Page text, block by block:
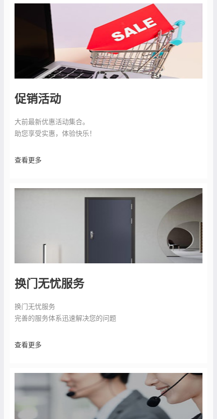
促销活动
大前最新优惠活动集合。
助您享受实惠，体验快乐！
查看更多
换门无忧服务
换门无忧服务
完善的服务体系迅速解决您的问题
查看更多